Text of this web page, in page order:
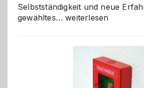
Selbstständigkeit und neue
gewähltes…Abschied
bewusst
herzlich
weiterlesen